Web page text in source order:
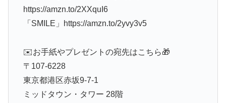
https://amzn.to/2XXquI6
「SMILE」https://amzn.to/2yvy3v5
✉️お手紙やプレゼントの宛先はこちら🎁
〒107-6228
東京都港区赤坂9-7-1
ミッドタウン・タワー 28階